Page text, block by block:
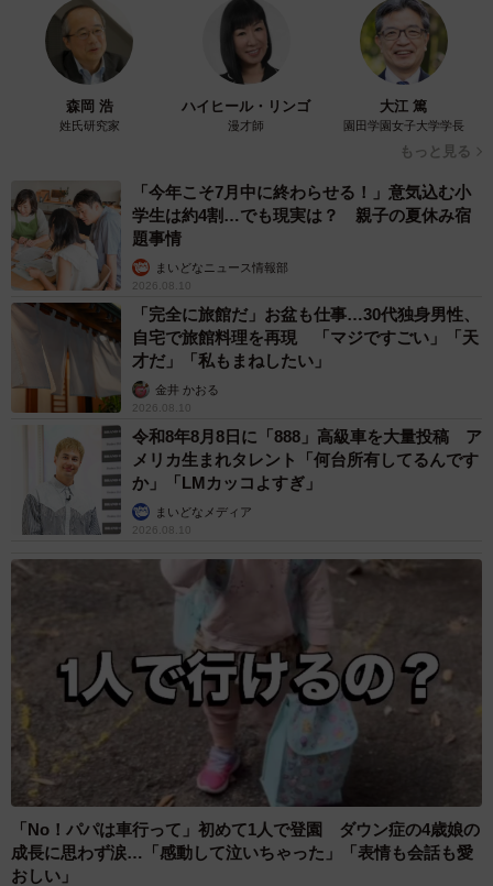
森岡 浩
姓氏研究家
ハイヒール・リンゴ
漫才師
大江 篤
園田学園女子大学学長
もっと見る
「今年こそ7月中に終わらせる！」意気込む小
学生は約4割…でも現実は？ 親子の夏休み宿
題事情
まいどなニュース情報部
2026.08.10
「完全に旅館だ」お盆も仕事…30代独身男性、
自宅で旅館料理を再現 「マジですごい」「天
才だ」「私もまねしたい」
金井 かおる
2026.08.10
令和8年8月8日に「888」高級車を大量投稿 ア
メリカ生まれタレント「何台所有してるんです
か」「LMカッコよすぎ」
まいどなメディア
2026.08.10
「No！パパは車行って」初めて1人で登園 ダウン症の4歳娘の
成長に思わず涙…「感動して泣いちゃった」「表情も会話も愛
おしい」